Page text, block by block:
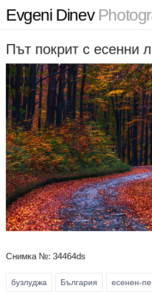
Evgeni Dinev
Път покрит с есенни
Снимка №: 34464ds
бузлуджа България есенен-